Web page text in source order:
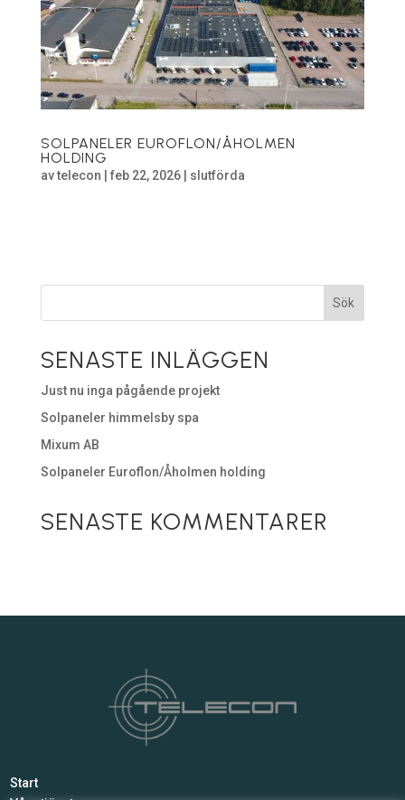
SOLPANELER EUROFLON/ÅHOLMEN
HOLDING
avtelecon feb 22, 2026| slutförda
Sök
SENASTE INLÄGGEN
Just nu inga pågående projekt
Solpaneler himmelsby spa
Mixum AB
Solpaneler Euroflon/Åholmen holding
SENASTE KOMMENTARER
Start